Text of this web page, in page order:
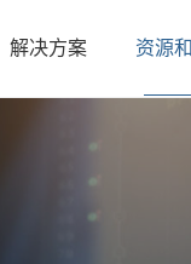
解决方案 资源